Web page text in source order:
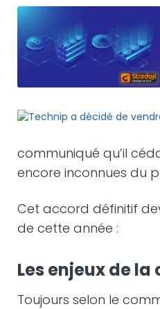
communiqué qu’il
encore inconnues du
Cet accord définitif
de cette année :
Les enjeux de la
Toujours selon le